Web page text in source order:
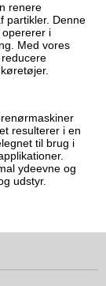
renere
partikler. Denne
i
Med vores
resulterer i en
til brug i
ydeevne og
udstyr.